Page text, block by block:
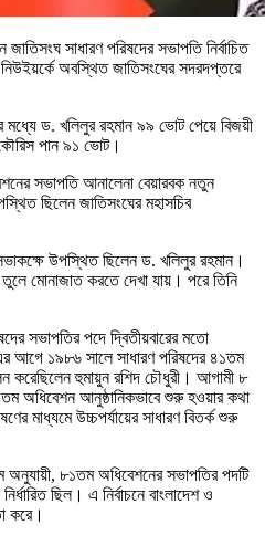
জাতিসংঘ সাধারণ পরিষদের সভাপতি নির্বাচিত
অবস্থিত জাতিসংঘের সদরদপ্তরে
মধ্যে ড. খলিলুর রহমান ৯৯ ভোট পেয়ে বিজয়ী
পান ৯১ ভোট।
সভাপতি আনালেনা বেয়ারবক নতুন
ছিলেন জাতিসংঘের মহাসচিব
উপস্থিত ছিলেন ড. খলিলুর রহমান।
মোনাজাত করতে দেখা যায়। পরে তিনি
সভাপতির পদে দ্বিতীয়বারের মতো
এর আগে ১৯৮৬ সালে সাধারণ পরিষদের ৪১তম
করেছিলেন হুমায়ুন রশিদ চৌধুরী। আগামী ৮
অধিবেশন আনুষ্ঠানিকভাবে শুরু হওয়ার কথা
মাধ্যমে উচ্চপর্যায়ের সাধারণ বিতর্ক শুরু
অনুযায়ী, ৮১তম অধিবেশনের সভাপতির পদটি
ছিল। এ নির্বাচনে বাংলাদেশ ও
করে।